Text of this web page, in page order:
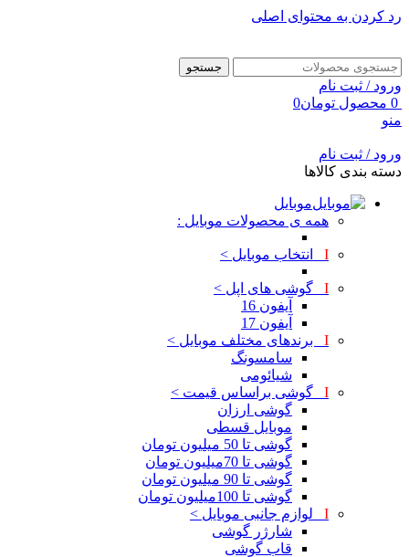
رد کردن به محتوای اصلی
جستجو
ورود / ثبت نام
0 محصول تومان0
منو
ورود / ثبت نام
دسته بندی کالاها
موبایل
همه ی محصولات موبایل :
I انتخاب موبایل >
I گوشی های اپل >
آیفون 16
آیفون 17
I برندهای مختلف موبایل >
سامسونگ
شیائومی
I گوشی براساس قیمت >
گوشی ارزان
موبایل قسطی
گوشی تا 50 میلیون تومان
گوشی تا 70میلیون تومان
گوشی تا 90 میلیون تومان
گوشی تا 100میلیون تومان
I لوازم جانبی موبایل >
شارژر گوشی
قاب گوشی